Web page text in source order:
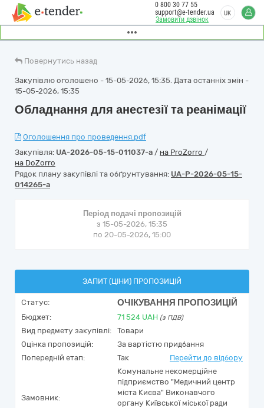
Замовити дзвінок
0 800 30 77 55
support@e-tender.ua
UK
Повернутись назад
Закупівлю оголошено - 15-05-2026, 15:35. Дата останніх змін -
15-05-2026, 15:35
Обладнання для анестезії та реанімації
Оголошення про проведення.pdf
Закупівля: UA-2026-05-15-011037-a / на ProZorro /
на DoZorro
Рядок плану закупівлі та обґрунтування: UA-P-2026-05-15-
014265-a
Період подачі пропозицій
з 15-05-2026, 15:35
по 20-05-2026, 15:00
ЗАПИТ (ЦІНИ) ПРОПОЗИЦІЙ
Статус: ОЧІКУВАННЯ ПРОПОЗИЦІЙ
Бюджет: 71 524 UAH (з ПДВ)
Вид предмету закупівлі:
Товари
Оцінка пропозицій:
За вартістю придбання
Попередній етап:
Так Перейти до відбору
Замовник:
Комунальне некомерційне
підприємство "Медичний центр
міста Києва" Виконавчого
органу Київської міської ради